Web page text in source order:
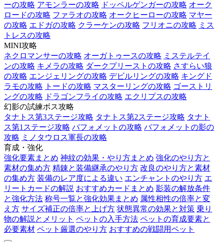
ーの攻略 アモンラーの攻略 ドッペルゲンガーの攻略 オーク
ロードの攻略 ファラオの攻略 オークヒーローの攻略 マヤー
の攻略 エドガの攻略 クラーケンの攻略 フリオニの攻略 ミス
トレスの攻略
MINI攻略
ネクロマンサーの攻略 オーガトゥースの攻略 ミステルテイ
ンの攻略 キメラの攻略 ダークプリーストの攻略 さすらい狼
の攻略 エンジェリングの攻略 デビルリングの攻略 キングド
ラモの攻略
トードの攻略 マスターリングの攻略 ゴーストリ
ングの攻略 ドラゴンフライの攻略 エクリプスの攻略
幻影の試練ボス攻略
タナトス第3ステージ攻略 タナトス第2ステージ攻略 タナト
ス第1ステージ攻略 バフォメットの攻略 バフォメットの影の
攻略 ミノタウロス軍長の攻略
育成・強化
強化要素まとめ 神紋の効果・やり方まとめ 強化のやり方と
素材の集め方 精錬と装備継承のやり方 改良のやり方と素材
の集め方 装備のレア度による違い エンチャントのやり方 エ
リートカードの解説 おすすめカードまとめ 影装の解放条件
と強化方法 称号一覧と強化効果まとめ 属性相性の倍率と変
え方 サイズ補正の倍率と上げ方 状態異常の効果と対策 乗り
物の解説とメリット ペットの入手方法 ペットの育成要素と
必要素材 ペット厳選のやり方 おすすめの戦闘用ペット